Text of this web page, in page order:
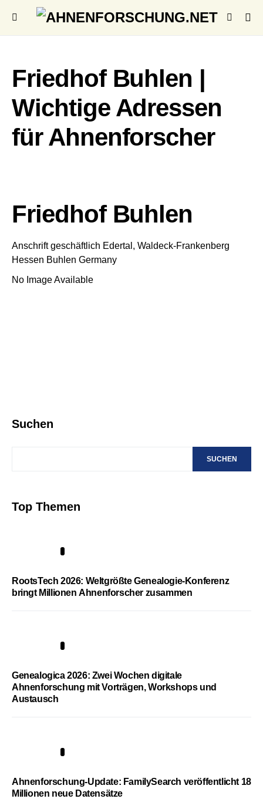
Friedhof Buhlen |
Wichtige Adressen
für Ahnenforscher
Friedhof Buhlen
Anschrift geschäftlich Edertal, Waldeck-Frankenberg
Hessen Buhlen Germany
No Image Available
Suchen
SUCHEN
Top Themen
RootsTech 2026: Weltgrößte Genealogie-Konferenz
bringt Millionen Ahnenforscher zusammen
Genealogica 2026: Zwei Wochen digitale
Ahnenforschung mit Vorträgen, Workshops und
Austausch
Ahnenforschung-Update: FamilySearch veröffentlicht 18
Millionen neue Datensätze